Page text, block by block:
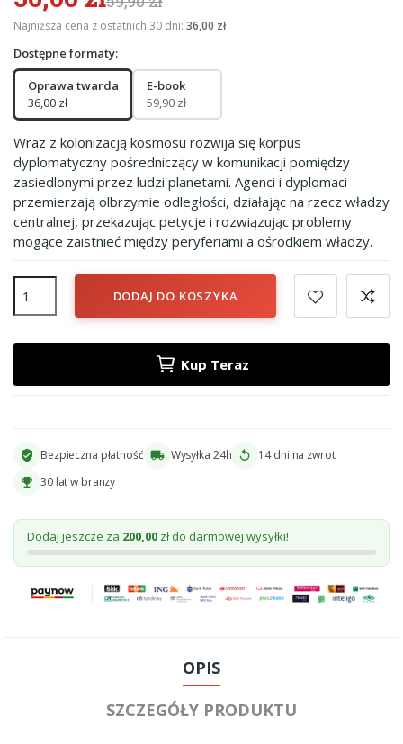
Najniższa cena z ostatnich 30 dni: 36,00 zł
Dostępne formaty:
Oprawa twarda
36,00 zł
E-book
59,90 zł
Wraz z kolonizacją kosmosu rozwija się korpus
dyplomatyczny pośredniczący w komunikacji pomiędzy
zasiedlonymi przez ludzi planetami. Agenci i dyplomaci
przemierzają olbrzymie odległości, działając na rzecz władzy
centralnej, przekazując petycje i rozwiązując problemy
mogące zaistnieć między peryferiami a ośrodkiem władzy.
DODAJ DO KOSZYKA
Kup Teraz
verified_user Bezpieczna płatność local_shipping Wysyłka 24h replay 14 dni na zwrot
emoji_events 30 lat w branzy
Dodaj jeszcze za 200,00 zł do darmowej wysyłki!
OPIS
SZCZEGÓŁY PRODUKTU